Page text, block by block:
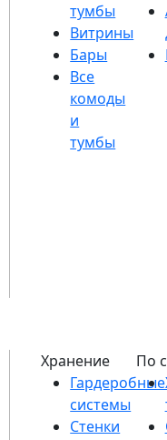
тумбы
Витрины
Бары
Гардеробные
системы
Стенки